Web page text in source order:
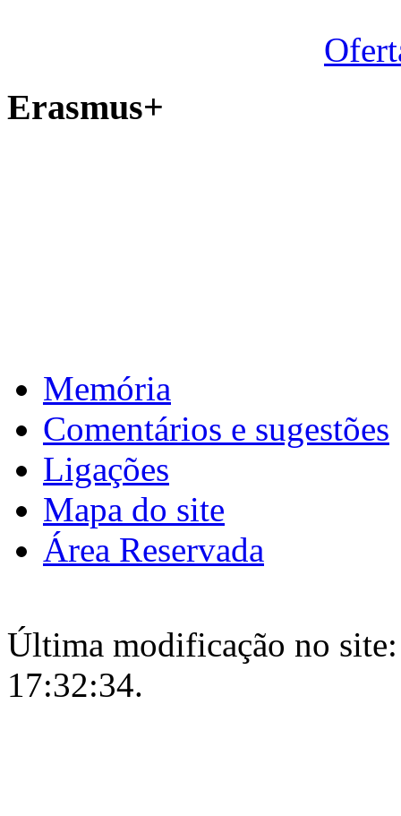
Erasmus+
Memória
Comentários e sugestões
Ligações
Mapa do site
Área Reservada
Última modificação no
17:32:34.